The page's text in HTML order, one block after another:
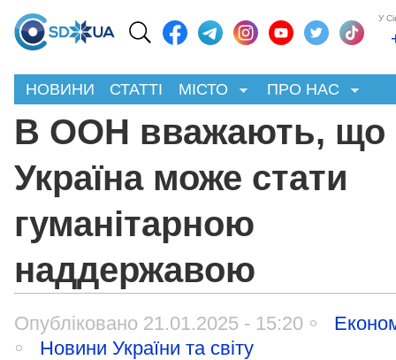
У
НОВИНИ СТАТТІ МІСТО ПРО НАС
В ООН вважають, що
Україна може стати
гуманітарною
наддержавою
Опубліковано 21.01.2025 - 15:20
Новини України та світу